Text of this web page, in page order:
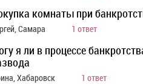
комнаты при
Самара 1 ответ
я ли в процессе
Хабаровск 1 ответ